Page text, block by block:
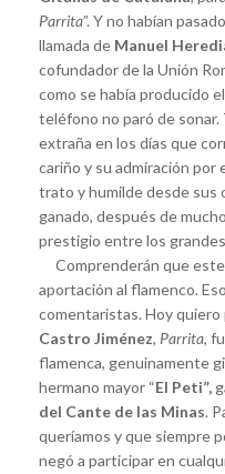
Parrita”. Y no habían
llamada de Manuel
cofundador de la Unión
como se había producido
teléfono no paró de sonar.
extraña en los días que
cariño y su admiración
trato y humilde desde sus
ganado, después de
prestigio entre los
Comprenderán que este
aportación al flamenco.
comentaristas. Hoy
Castro Jiménez, Parrita,
flamenca, genuinamente
hermano mayor “El Peti”,
del Cante de las Minas.
queríamos y que siempre
negó a participar en